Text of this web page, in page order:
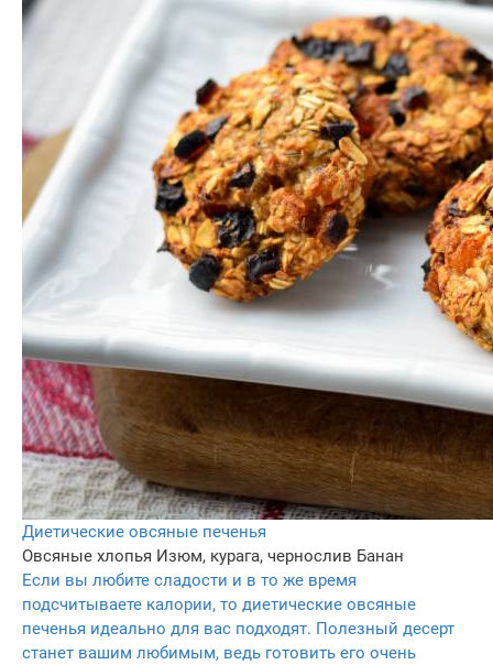
Диетические овсяные печенья
Овсяные хлопья Изюм, курага, чернослив Банан
Если вы любите сладости и в то же время
подсчитываете калории, то диетические овсяные
печенья идеально для вас подходят. Полезный десерт
станет вашим любимым, ведь готовить его очень